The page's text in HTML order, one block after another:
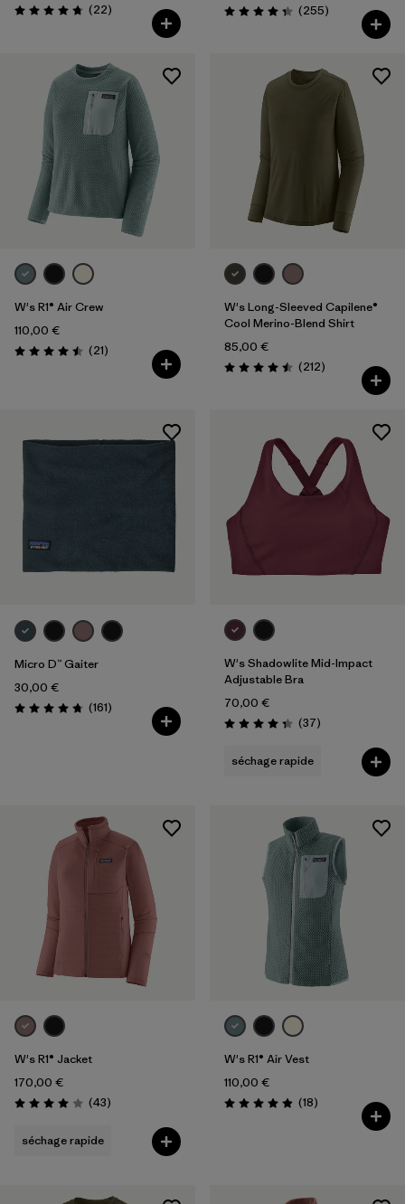
Évaluation: 4.8 / 5
(22Avis
)
Évaluation: 4.3 / 5
(255Avis
)
W's R1® Air Crew
110,00 €
Évaluation: 4.5 / 5
(21Avis
)
W's Long-Sleeved Capilene®
Cool Merino-Blend Shirt
85,00 €
Évaluation: 4.5 / 5
(212Avis
)
Micro D™ Gaiter
30,00 €
Évaluation: 4.7 / 5
(161Avis
)
W's Shadowlite Mid-Impact
Adjustable Bra
70,00 €
Évaluation: 4.4 / 5
(37Avis
)
séchage rapide
W's R1® Jacket
170,00 €
Évaluation: 4.0 / 5
(43Avis
)
séchage rapide
W's R1® Air Vest
110,00 €
Évaluation: 4.9 / 5
(18Avis
)